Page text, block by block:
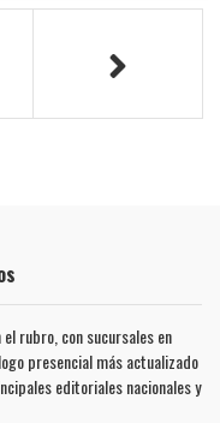
rubro, con sucursales en
presencial más actualizado
editoriales nacionales y